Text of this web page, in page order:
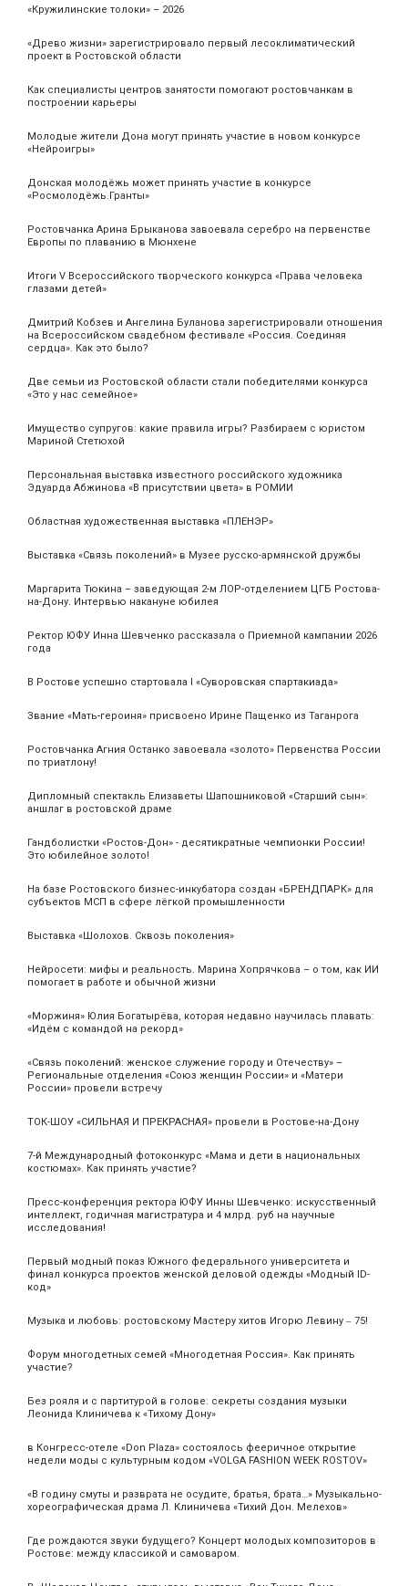
«Кружилинские толоки» – 2026
«Древо жизни» зарегистрировало первый лесоклиматический
проект в Ростовской области
Как специалисты центров занятости помогают ростовчанкам в
построении карьеры
Молодые жители Дона могут принять участие в новом конкурсе
«Нейроигры»
Донская молодёжь может принять участие в конкурсе
«Росмолодёжь.Гранты»
Ростовчанка Арина Брыканова завоевала серебро на первенстве
Европы по плаванию в Мюнхене
Итоги V Всероссийского творческого конкурса «Права человека
глазами детей»
Дмитрий Кобзев и Ангелина Буланова зарегистрировали отношения
на Всероссийском свадебном фестивале «Россия. Соединяя
сердца». Как это было?
Две семьи из Ростовской области стали победителями конкурса
«Это у нас семейное»
Имущество супругов: какие правила игры? Разбираем с юристом
Мариной Стетюхой
Персональная выставка известного российского художника
Эдуарда Абжинова «В присутствии цвета» в РОМИИ
Областная художественная выставка «ПЛЕНЭР»
Выставка «Связь поколений» в Музее русско-армянской дружбы
Маргарита Тюкина – заведующая 2-м ЛОР-отделением ЦГБ Ростова-
на-Дону. Интервью накануне юбилея
Ректор ЮФУ Инна Шевченко рассказала о Приемной кампании 2026
года
В Ростове успешно стартовала I «Суворовская спартакиада»
Звание «Мать‑героиня» присвоено Ирине Пащенко из Таганрога
Ростовчанка Агния Останко завоевала «золото» Первенства России
по триатлону!
Дипломный спектакль Елизаветы Шапошниковой «Старший сын»:
аншлаг в ростовской драме
Гандболистки «Ростов-Дон» - десятикратные чемпионки России!
Это юбилейное золото!
На базе Ростовского бизнес-инкубатора создан «БРЕНДПАРК» для
субъектов МСП в сфере лёгкой промышленности
Выставка «Шолохов. Сквозь поколения»
Нейросети: мифы и реальность. Марина Хопрячкова – о том, как ИИ
помогает в работе и обычной жизни
«Моржиня» Юлия Богатырёва, которая недавно научилась плавать:
«Идём с командой на рекорд»
«Связь поколений: женское служение городу и Отечеству» –
Региональные отделения «Союз женщин России» и «Матери
России» провели встречу
ТОК-ШОУ «СИЛЬНАЯ И ПРЕКРАСНАЯ» провели в Ростове-на-Дону
7-й Международный фотоконкурс «Мама и дети в национальных
костюмах». Как принять участие?
Пресс-конференция ректора ЮФУ Инны Шевченко: искусственный
интеллект, годичная магистратура и 4 млрд. руб на научные
исследования!
Первый модный показ Южного федерального университета и
финал конкурса проектов женской деловой одежды «Модный ID-
код»
Музыка и любовь: ростовскому Мастеру хитов Игорю Левину ‒ 75!
Форум многодетных семей «Многодетная Россия». Как принять
участие?
Без рояля и с партитурой в голове: секреты создания музыки
Леонида Клиничева к «Тихому Дону»
в Конгресс-отеле «Don Plaza» состоялось фееричное открытие
недели моды с культурным кодом «VOLGA FASHION WEEK ROSTOV»
«В годину смуты и разврата не осудите, братья, брата…» Музыкально-
хореографическая драма Л. Клиничева «Тихий Дон. Мелехов»
Где рождаются звуки будущего? Концерт молодых композиторов в
Ростове: между классикой и самоваром.